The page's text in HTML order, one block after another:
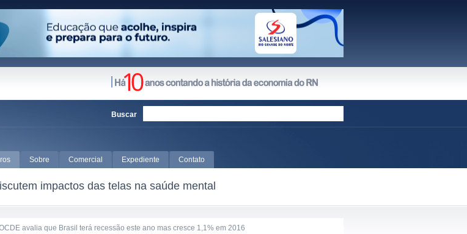
Buscar
Sobre Comercial Expediente Contato
impactos das telas na saúde mental
avalia que Brasil terá recessão este ano mas cresce 1,1% em 2016